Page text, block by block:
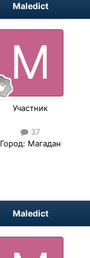
Maledict
Участник
37
Город: Магадан
Maledict